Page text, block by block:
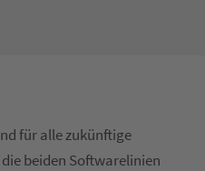
für alle zukünftige
beiden Softwarelinien